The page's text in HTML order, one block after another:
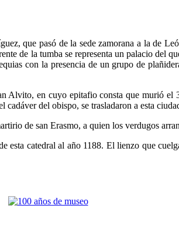
que pasó de la sede zamorana a la de
de la tumba se representa un palacio del
con la presencia de un grupo de
Alvito, en cuyo epitafio consta que murió
del obispo, se trasladaron a esta
de san Erasmo, a quien los verdugos
catedral al año 1188. El lienzo que